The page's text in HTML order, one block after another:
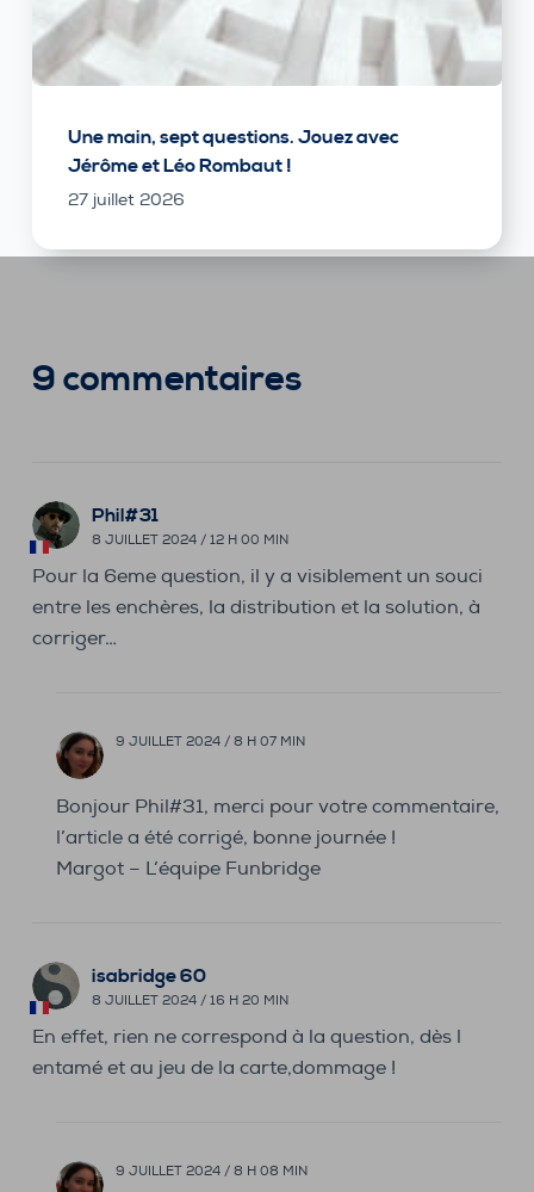
Une main, sept questions. Jouez avec
Jérôme et Léo Rombaut !
27 juillet 2026
9 commentaires
Phil#31
8 JUILLET 2024 / 12 H 00 MIN
Pour la 6eme question, il y a visiblement un souci
entre les enchères, la distribution et la solution, à
corriger…
9 JUILLET 2024 / 8 H 07 MIN
Bonjour Phil#31, merci pour votre commentaire,
l’article a été corrigé, bonne journée !
Margot – L’équipe Funbridge
isabridge 60
8 JUILLET 2024 / 16 H 20 MIN
En effet, rien ne correspond à la question, dès l
entamé et au jeu de la carte,dommage !
9 JUILLET 2024 / 8 H 08 MIN